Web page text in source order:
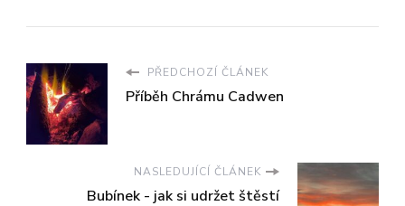
PŘEDCHOZÍ ČLÁNEK
Příběh Chrámu Cadwen
NASLEDUJÍCÍ ČLÁNEK
Bubínek - jak si udržet štěstí